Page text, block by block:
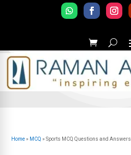
Home» MCQ »Sports MCQ Questions and Answers